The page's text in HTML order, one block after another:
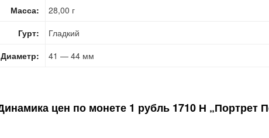
Масса:
28,00 г
Гурт:
Гладкий
Диаметр:
41 — 44 мм
цен по монете 1 рубль 1710 Н „Портрет